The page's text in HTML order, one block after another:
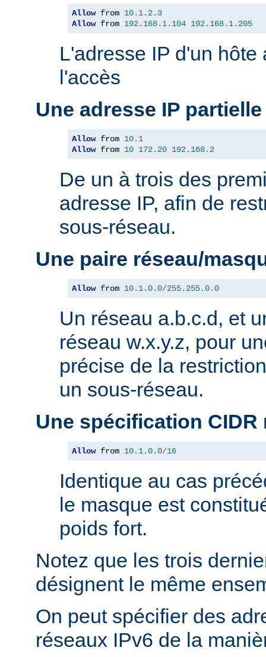
Allow from 10.1. 2.3
Allow from 192.168. 1.104 192.168. 1.205
L'adresse IP d'un
l'accès
Une adresse IP partielle
Allow from 10.1
Allow from 10 172.20 192.168. 2
De un à trois des
adresse IP, afin de
sous-réseau.
Une paire réseau/
Allow from 10.1.0.0/255.255.0.0
Un réseau a.b.c.d, et
réseau w.x.y.z, pour
précise de la
un sous-réseau.
Une spécification CIDR
Allow from 10.1.0.0/16
Identique au cas
le masque est
poids fort.
Notez que les trois
désignent le même
On peut spécifier des
réseaux IPv6 de la